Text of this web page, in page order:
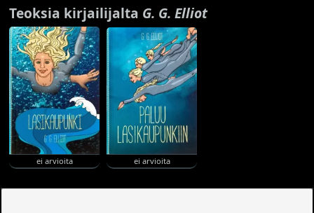
Teoksia kirjailijalta G. G. Elliot
ei arvioita ei arvioita